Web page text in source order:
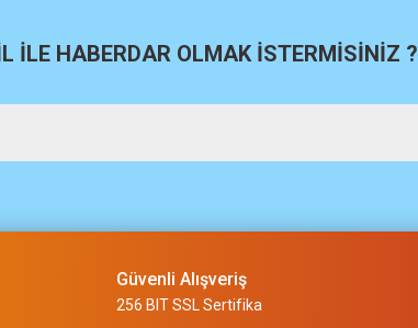
İLE HABERDAR OLMAK İSTERMİSİNİZ ?
Güvenli Alışveriş
256 BIT SSL Sertifika